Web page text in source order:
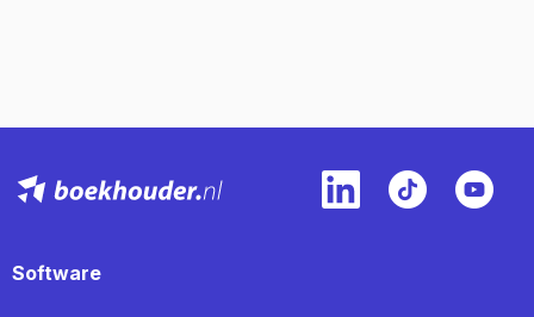
Software